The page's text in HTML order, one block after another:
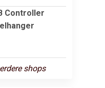
Controller
shops